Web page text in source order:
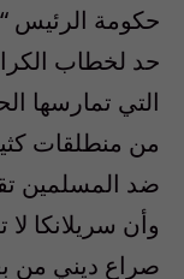
حكومة الرئيس
حد لخطاب
التي تمارسها
من منطلقات
ضد المسلمين
وأن سريلانكا
صراع ديني من